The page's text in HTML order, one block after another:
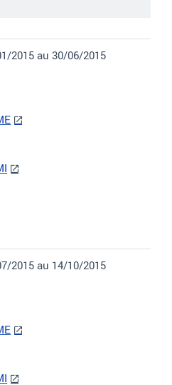
2015 au 30/06/2015
2015 au 14/10/2015